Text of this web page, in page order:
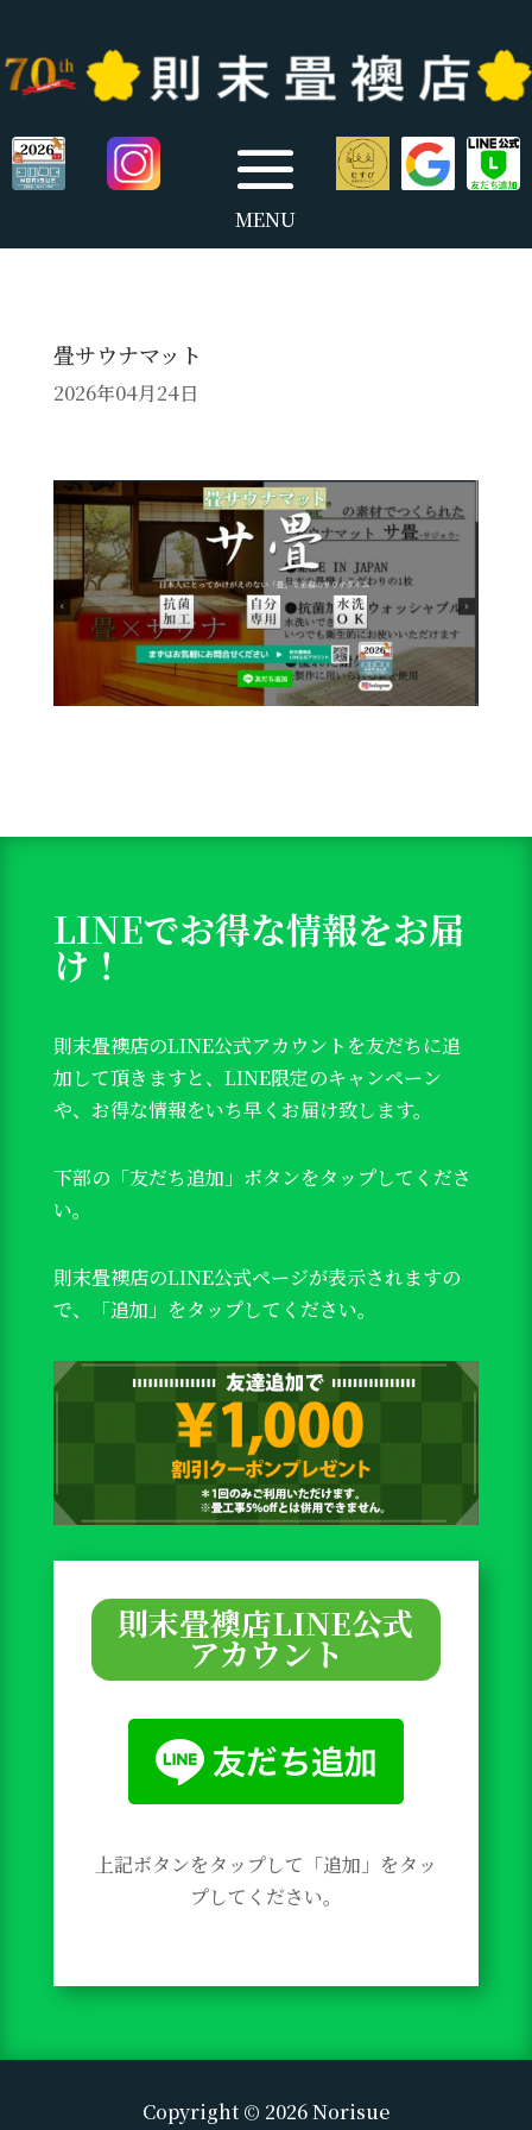
畳サウナマット
2026年04月24日
LINEでお得な情報をお届
け！
則末畳襖店のLINE公式アカウントを友だちに追
加して頂きますと、LINE限定のキャンペーン
や、お得な情報をいち早くお届け致します。
下部の「友だち追加」ボタンをタップしてくださ
い。
則末畳襖店のLINE公式ページが表示されますの
で、「追加」をタップしてください。
則末畳襖店LINE公式
アカウント
上記ボタンをタップして「追加」をタッ
プしてください。
Copyright © 2026 Norisue